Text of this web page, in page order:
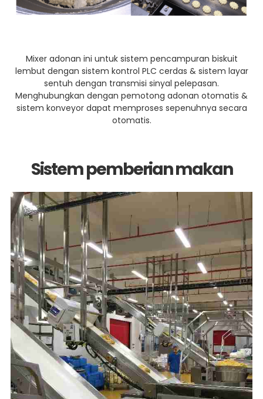
Mixer adonan ini untuk sistem pencampuran biskuit
lembut dengan sistem kontrol PLC cerdas & sistem layar
sentuh dengan transmisi sinyal pelepasan.
Menghubungkan dengan pemotong adonan otomatis &
sistem konveyor dapat memproses sepenuhnya secara
otomatis.
Sistem pemberian makan